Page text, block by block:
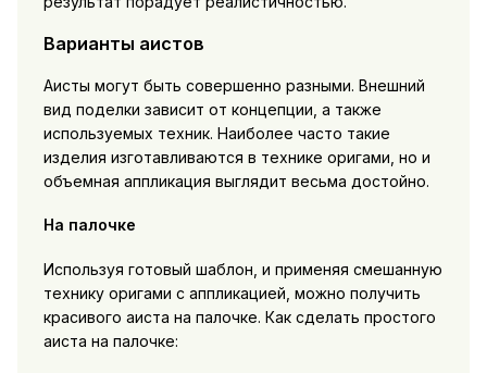
Варианты аистов
Аисты могут быть совершенно разными. Внешний
вид поделки зависит от концепции, а также
используемых техник. Наиболее часто такие
изделия изготавливаются в технике оригами, но и
объемная аппликация выглядит весьма достойно.
На палочке
Используя готовый шаблон, и применяя смешанную
технику оригами с аппликацией, можно получить
красивого аиста на палочке. Как сделать простого
аиста на палочке: